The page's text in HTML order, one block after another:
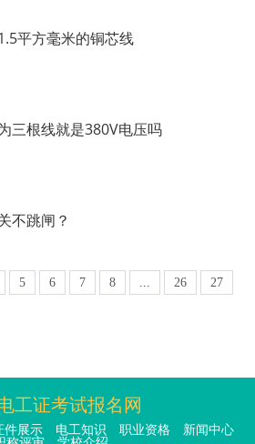
平方毫米的铜芯线
三根线就是380V电压吗
不跳闸？
5 6 7 8 ... 26
27
工证考试报名网
件展示 电工知识 职业资格 新闻中心